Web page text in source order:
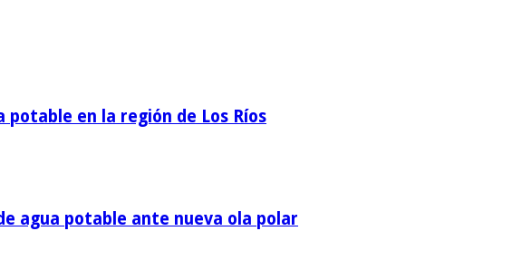
potable en la región de Los Ríos
agua potable ante nueva ola polar